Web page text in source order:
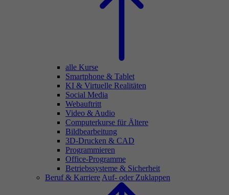
alle Kurse
Smartphone & Tablet
KI & Virtuelle Realitäten
Social Media
Webauftritt
Video & Audio
Computerkurse für Ältere
Bildbearbeitung
3D-Drucken & CAD
Programmieren
Office-Programme
Betriebssysteme & Sicherheit
Beruf & Karriere Auf- oder Zuklappen